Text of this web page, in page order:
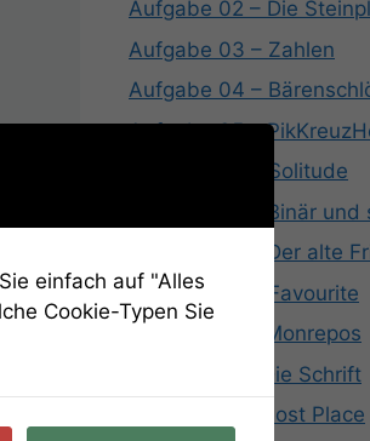
Aufgabe 02 – Die
Aufgabe 03 – Zahlen
Aufgabe 04 –
Aufgabe 05 –
Aufgabe 06 – Solitude
Aufgabe 07 – Binär und
Aufgabe 08 – Der alte
Aufgabe 09 – Favourite
Aufgabe 10 – Monrepos
Aufgabe 11 – Die Schrift
Aufgabe 12 – Lost Place
einfach auf "Alles
Cookie-Typen Sie